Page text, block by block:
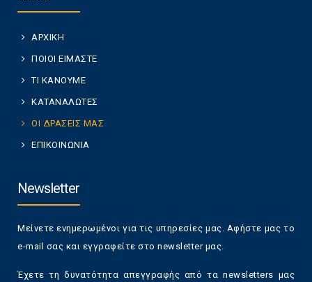
ΑΡΧΙΚΗ
ΠΟΙΟΙ ΕΙΜΑΣΤΕ
ΤΙ ΚΑΝΟΥΜΕ
ΚΑΤΑΝΑΛΩΤΕΣ
ΟΙ ΔΡΑΣΕΙΣ ΜΑΣ
ΕΠΙΚΟΙΝΩΝΙΑ
Newsletter
Μείνετε ενημερωμένοι για τις υπηρεσίες μας. Αφήστε μας το
e-mail σας και εγγραφείτε στο newsletter μας.
Έχετε τη δυνατότητα απεγγραφής από τα newsletters μας